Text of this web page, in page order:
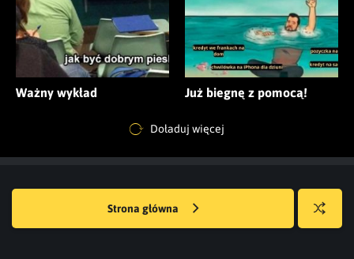
Ważny wykład Już biegnę z pomocą!
Doładuj więcej
Strona główna